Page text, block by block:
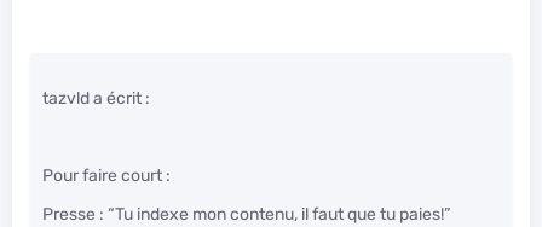
tazvld a écrit :
Pour faire court :
Presse : “Tu indexe mon contenu, il faut que tu paies!”